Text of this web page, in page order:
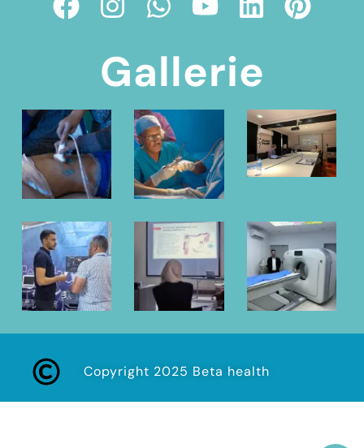
Gallerie
Copyright 2025 Beta health